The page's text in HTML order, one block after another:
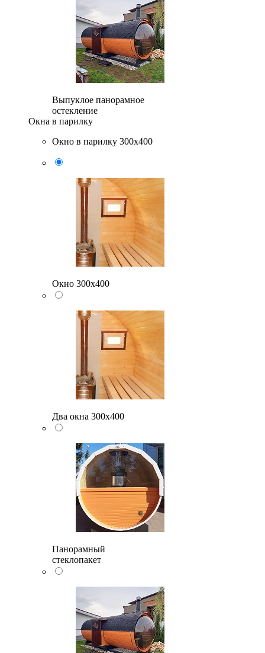
Выпуклое панорамное
остекление
Окна в парилку
Окно в парилку 300х400
Окно 300х400
Два окна 300х400
Панорамный
стеклопакет